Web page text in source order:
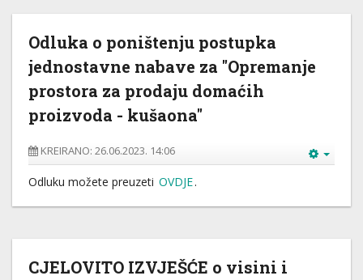
Odluka o poništenju postupka
jednostavne nabave za "Opremanje
prostora za prodaju domaćih
proizvoda - kušaona"
KREIRANO: 26.06.2023. 14:06
Odluku možete preuzeti OVDJE.
CJELOVITO IZVJEŠĆE o visini i